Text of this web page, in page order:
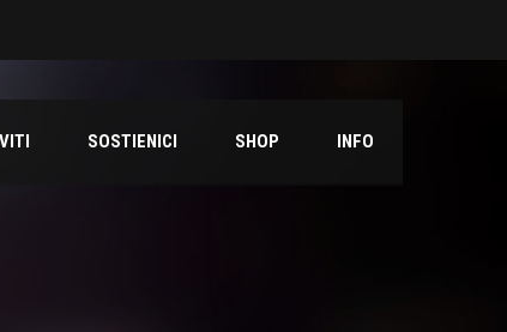
SOSTIENICI SHOP INFO